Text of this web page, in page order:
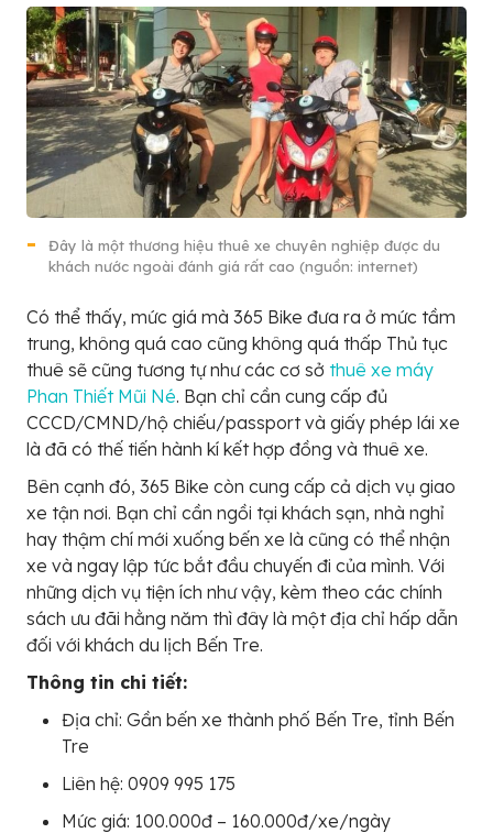
Đây là một thương hiệu thuê xe chuyên nghiệp được du
khách nước ngoài đánh giá rất cao (nguồn: internet)
Có thể thấy, mức giá mà 365 Bike đưa ra ở mức tầm
trung, không quá cao cũng không quá thấp Thủ tục
thuê sẽ cũng tương tự như các cơ sở thuê xe máy
Phan Thiết Mũi Né. Bạn chỉ cần cung cấp đủ
CCCD/CMND/hộ chiếu/passport và giấy phép lái xe
là đã có thế tiến hành kí kết hợp đồng và thuê xe.
Bên cạnh đó, 365 Bike còn cung cấp cả dịch vụ giao
xe tận nơi. Bạn chỉ cần ngồi tại khách sạn, nhà nghỉ
hay thậm chí mới xuống bến xe là cũng có thể nhận
xe và ngay lập tức bắt đầu chuyến đi của mình. Với
những dịch vụ tiện ích như vậy, kèm theo các chính
sách ưu đãi hằng năm thì đây là một địa chỉ hấp dẫn
đối với khách du lịch Bến Tre.
Thông tin chi tiết:
Địa chỉ: Gần bến xe thành phố Bến Tre, tỉnh Bến
Tre
Liên hệ: 0909 995 175
Mức giá: 100.000đ – 160.000đ/xe/ngày